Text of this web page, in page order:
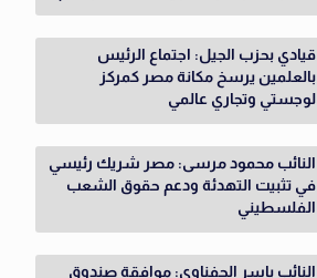
قيادي بحزب الجيل: اجتماع الرئيس
بالعلمين يرسخ مكانة مصر كمركز
لوجستي وتجاري عالمي
النائب محمود مرسى: مصر شريك رئيسي
في تثبيت التهدئة ودعم حقوق الشعب
الفلسطيني
النائب ياسر الحفناوي: موافقة صندوق